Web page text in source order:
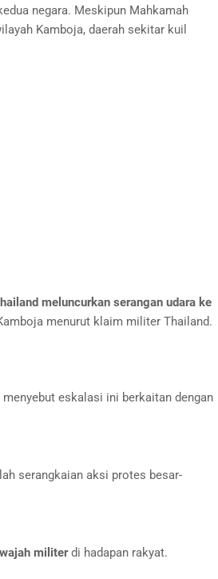
negara. Meskipun Mahkamah
Kamboja, daerah sekitar kuil
meluncurkan serangan udara ke
menurut klaim militer Thailand.
eskalasi ini berkaitan dengan
serangkaian aksi protes besar-
militerdi hadapan rakyat.